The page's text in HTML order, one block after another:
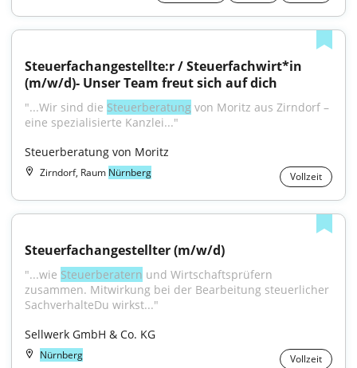
Steuerfachangestellte:r / Steuerfachwirt*in
(m/w/d)- Unser Team freut sich auf dich
"...Wir sind die Steuerberatung von Moritz aus Zirndorf –
eine spezialisierte Kanzlei..."
Steuerberatung von Moritz
Zirndorf, Raum Nürnberg Vollzeit
Steuerfachangestellter (m/w/d)
"...wie Steuerberatern und Wirtschaftsprüfern
zusammen. Mitwirkung bei der Bearbeitung steuerlicher
SachverhalteDu wirkst..."
Sellwerk GmbH & Co. KG
Nürnberg Vollzeit